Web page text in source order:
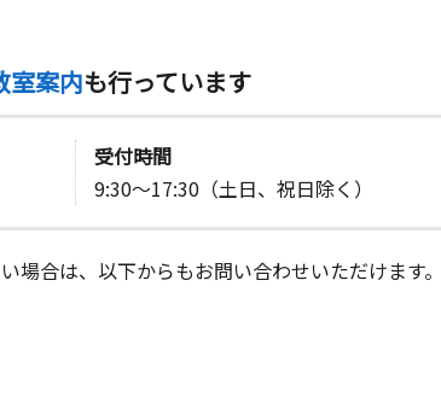
室案内も行っています
受付時間
9:30～17:30（土日、祝日除く）
場合は、以下からもお問い合わせいただけます。